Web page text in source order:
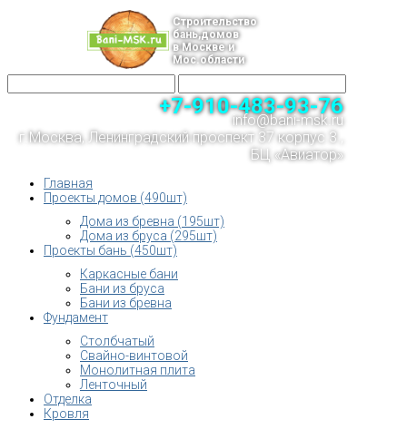
Строительство
бань,домов
в Москве и
Мос.области
+7-910-483-93-76
info@bani-msk.ru
г.Москва, Ленинградский проспект 37 корпус 3 ,
БЦ «Авиатор»
Главная
Проекты домов (490шт)
Дома из бревна (195шт)
Дома из бруса (295шт)
Проекты бань (450шт)
Каркасные бани
Бани из бруса
Бани из бревна
Фундамент
Столбчатый
Свайно-винтовой
Монолитная плита
Ленточный
Отделка
Кровля